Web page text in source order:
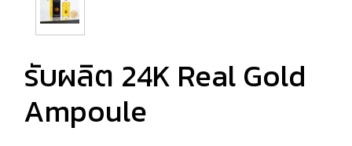
รับผลิต 24K Real Gold
Ampoule